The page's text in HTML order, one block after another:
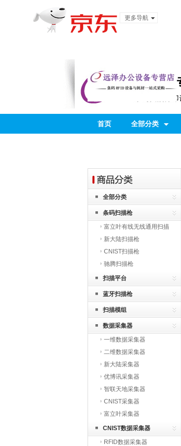
更多导航
首页 全部分类
全部分类
条码扫描枪
富立叶有线无线通用扫描
枪新大陆扫描枪
CNIST扫描枪
驰腾扫描枪
扫描平台
蓝牙扫描枪
扫描模组
数据采集器
一维数据采集器
二维数据采集器
新大陆采集器
优博讯采集器
智联天地采集器
CNIST采集器
富立叶采集器
CNIST数据采集器
RFID数据采集器